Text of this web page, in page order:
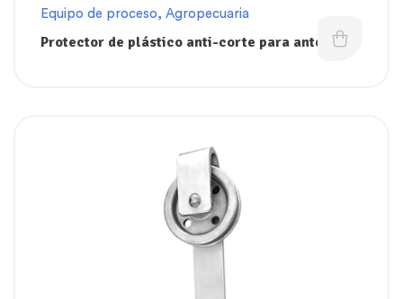
Equipo de proceso, Agropecuaria
Protector de plástico anti-corte para antebrazo